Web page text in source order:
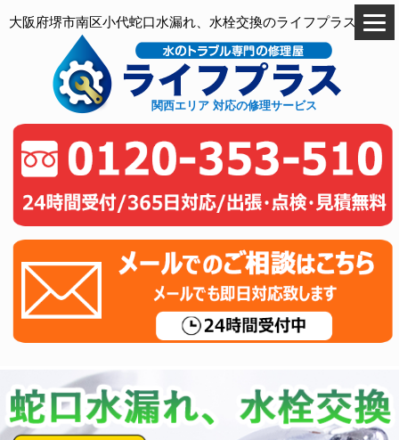
大阪府堺市南区小代蛇口水漏れ、水栓交換のライフプラス
関西エリア 対応の修理サービス